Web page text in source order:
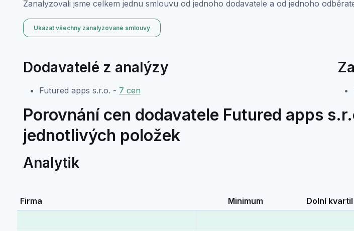
Zanalyzovali jsme celkem jednu smlouvu od jednoho dodavatele a od jednoho
Ukázat všechny zanalyzované smlouvy
Dodavatelé z analýzy
Futured apps s.r.o. - 7 cen
Porovnání cen dodavatele Futured apps
jednotlivých položek
Analytik
Firma Minimum Dolní kvartil